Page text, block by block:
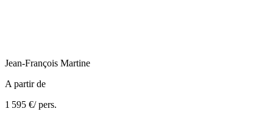
Jean-François Martine
A partir de
1 595 €/ pers.